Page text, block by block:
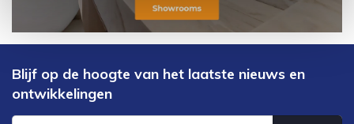
Blijf op de hoogte van het laatste nieuws en
ontwikkelingen